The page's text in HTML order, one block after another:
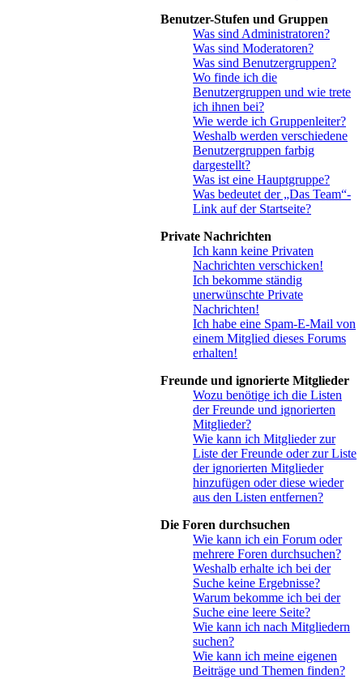
Benutzer-Stufen und Gruppen
Was sind Administratoren?
Was sind Moderatoren?
Was sind Benutzergruppen?
Wo finde ich die
Benutzergruppen und wie trete
ich ihnen bei?
Wie werde ich Gruppenleiter?
Weshalb werden verschiedene
Benutzergruppen farbig
dargestellt?
Was ist eine Hauptgruppe?
Was bedeutet der „Das Team“-
Link auf der Startseite?
Private Nachrichten
Ich kann keine Privaten
Nachrichten verschicken!
Ich bekomme ständig
unerwünschte Private
Nachrichten!
Ich habe eine Spam-E-Mail von
einem Mitglied dieses Forums
erhalten!
Freunde und ignorierte Mitglieder
Wozu benötige ich die Listen
der Freunde und ignorierten
Mitglieder?
Wie kann ich Mitglieder zur
Liste der Freunde oder zur Liste
der ignorierten Mitglieder
hinzufügen oder diese wieder
aus den Listen entfernen?
Die Foren durchsuchen
Wie kann ich ein Forum oder
mehrere Foren durchsuchen?
Weshalb erhalte ich bei der
Suche keine Ergebnisse?
Warum bekomme ich bei der
Suche eine leere Seite?
Wie kann ich nach Mitgliedern
suchen?
Wie kann ich meine eigenen
Beiträge und Themen finden?